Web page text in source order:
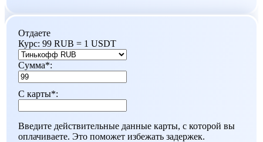
Отдаете
Курс: 99 RUB = 1 USDT
Сумма*:
С карты*:
Введите действительные данные карты, с которой вы
оплачиваете. Это поможет избежать задержек.